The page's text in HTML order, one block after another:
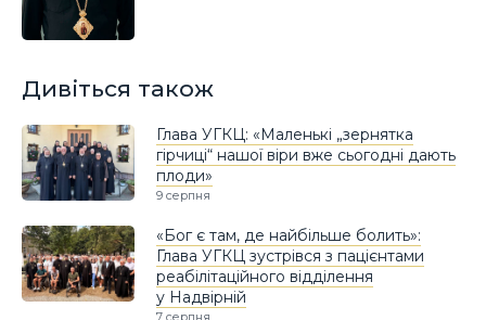
Дивіться також
Глава УГКЦ: «Маленькі „зернятка
гірчиці“ нашої віри вже сьогодні дають
плоди»
9 серпня
«Бог є там, де найбільше болить»:
Глава УГКЦ зустрівся з пацієнтами
реабілітаційного відділення
у Надвірній